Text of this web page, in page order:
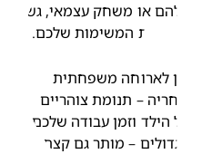
שלהם או משחק עצמאי, גשו
לבצע את המשימות שלכם.
זמן לארוחה משפחתית
ואחריה – תנומת צוהריים
של הילד וזמן עבודה שלכם
(לגדולים – מותר גם קצת